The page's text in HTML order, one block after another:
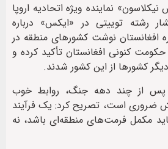
نماینده ویژه اتحادیه اروپا
رشته توییتی در «ایکس» درباره
افغانستان نوشت کشورهای منطقه در
کنونی افغانستان تأکید کرده و
کشورها از این کشور شدند.
پس از چند دهه جنگ، روابط خوب
ضروری است، تصریح کرد: یک فرآیند
مکمل فرمت‌های منطقه‌ای باشد، نه